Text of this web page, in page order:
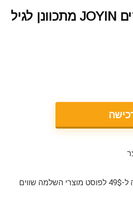
סל משחק לילדים JOYIN מתכוונן לגיל